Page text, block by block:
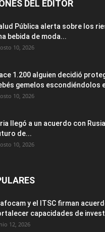
DEL EDITOR
Pública alerta sobre los
bebida de moda...
10, 2026
1.200 alguien decidió
gemelos escondiéndolos
10, 2026
llegó a un acuerdo con
de...
10, 2026
y el ITSC firman
capacidades de
12, 2026